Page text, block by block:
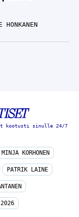
HONKANEN
kootusti sinulle 24/7
PATRIK LAINE